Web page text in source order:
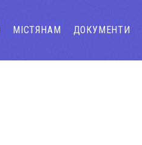
МІСТЯНАМ ДОКУМЕНТИ